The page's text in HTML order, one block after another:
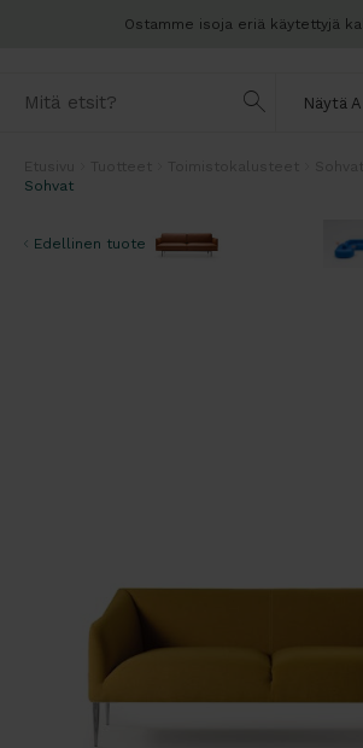
Ostamme isoja eriä käytettyjä
Näytä
Sohvat
Edellinen tuote